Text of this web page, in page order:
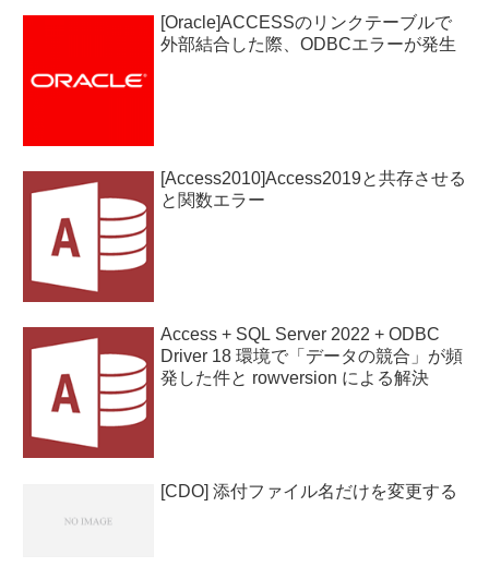
[Oracle]ACCESSのリンクテーブルで
外部結合した際、ODBCエラーが発生
[Access2010]Access2019と共存させる
と関数エラー
Access + SQL Server 2022 + ODBC
Driver 18 環境で「データの競合」が頻
発した件と rowversion による解決
[CDO] 添付ファイル名だけを変更する